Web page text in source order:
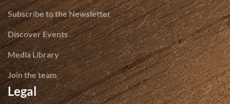
Subscribe to the Newsletter
Discover Events
Media Library
Join the team
Legal